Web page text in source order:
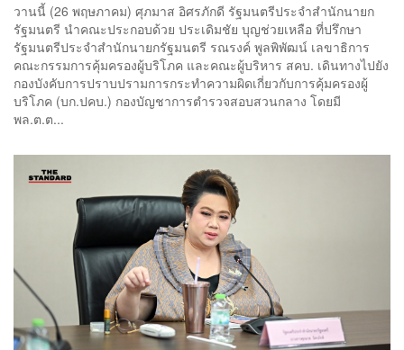
วานนี้ (26 พฤษภาคม) ศุภมาส อิศรภักดี รัฐมนตรีประจำสำนักนายก
รัฐมนตรี นำคณะประกอบด้วย ประเดิมชัย บุญช่วยเหลือ ที่ปรึกษา
รัฐมนตรีประจำสำนักนายกรัฐมนตรี รณรงค์ พูลพิพัฒน์ เลขาธิการ
คณะกรรมการคุ้มครองผู้บริโภค และคณะผู้บริหาร สคบ. เดินทางไปยัง
กองบังคับการปราบปรามการกระทำความผิดเกี่ยวกับการคุ้มครองผู้
บริโภค (บก.ปคบ.) กองบัญชาการตำรวจสอบสวนกลาง โดยมี
พล.ต.ต...